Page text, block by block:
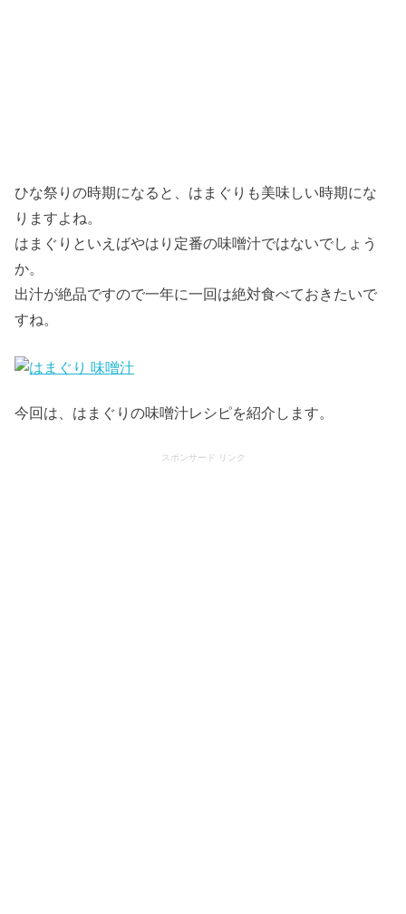
ひな祭りの時期になると、はまぐりも美味しい時期にな
りますよね。
はまぐりといえばやはり定番の味噌汁ではないでしょう
か。
出汁が絶品ですので一年に一回は絶対食べておきたいで
すね。
今回は、はまぐりの味噌汁レシピを紹介します。
スポンサード リンク